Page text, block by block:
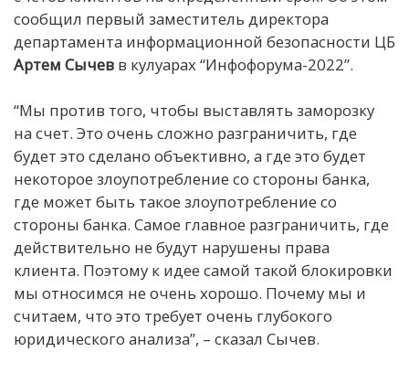
сообщил первый заместитель директора
департамента информационной безопасности ЦБ
Артем Сычев в кулуарах “Инфофорума-2022”.
“Мы против того, чтобы выставлять заморозку
на счет. Это очень сложно разграничить, где
будет это сделано объективно, а где это будет
некоторое злоупотребление со стороны банка,
где может быть такое злоупотребление со
стороны банка. Самое главное разграничить, где
действительно не будут нарушены права
клиента. Поэтому к идее самой такой блокировки
мы относимся не очень хорошо. Почему мы и
считаем, что это требует очень глубокого
юридического анализа”, – сказал Сычев.